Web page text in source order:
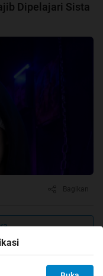
Dipelajari Sista
Bagikan